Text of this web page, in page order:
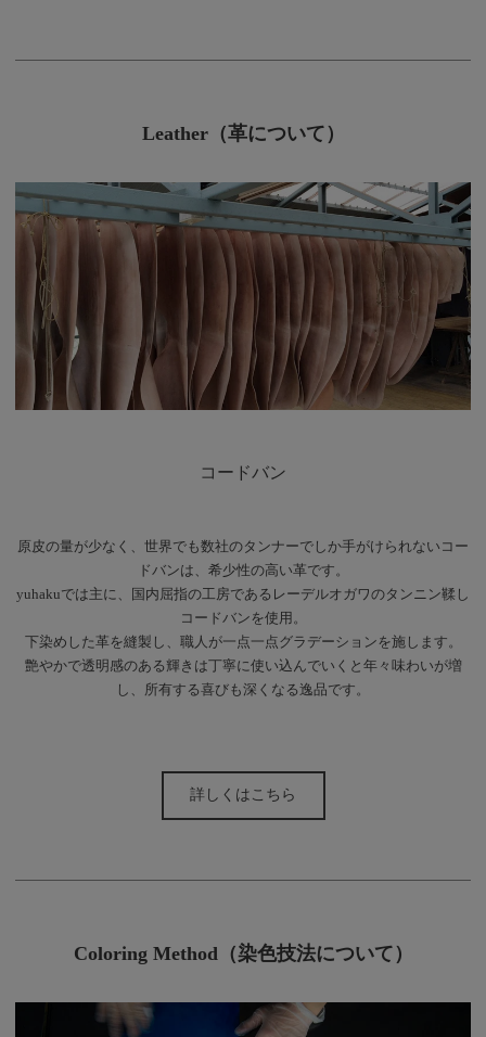
Leather（革について）
コードバン
原皮の量が少なく、世界でも数社のタンナーでしか手がけられないコー
ドバンは、希少性の高い革です。
yuhakuでは主に、国内屈指の工房であるレーデルオガワのタンニン鞣し
コードバンを使用。
下染めした革を縫製し、職人が一点一点グラデーションを施します。
艶やかで透明感のある輝きは丁寧に使い込んでいくと年々味わいが増
し、所有する喜びも深くなる逸品です。
詳しくはこちら
Coloring Method（染色技法について）